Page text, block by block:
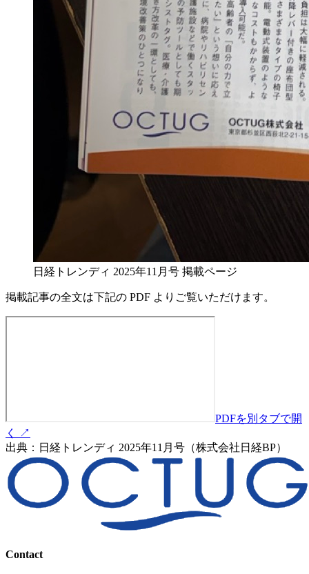
日経トレンディ 2025年11月号 掲載ページ
掲載記事の全文は下記の PDF よりご覧いただけます。
PDFを別タブで開
く ↗
出典：日経トレンディ 2025年11月号（株式会社日経BP）
Contact